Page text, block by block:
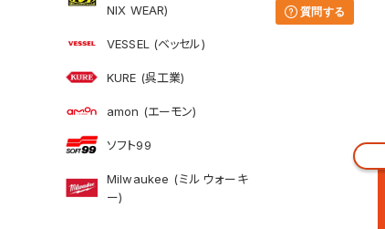
NIX WEAR)
VESSEL (ベッセル)
KURE (呉工業)
amon (エーモン)
ソフト99
Milwaukee (ミルウォーキ
ー)
質問する